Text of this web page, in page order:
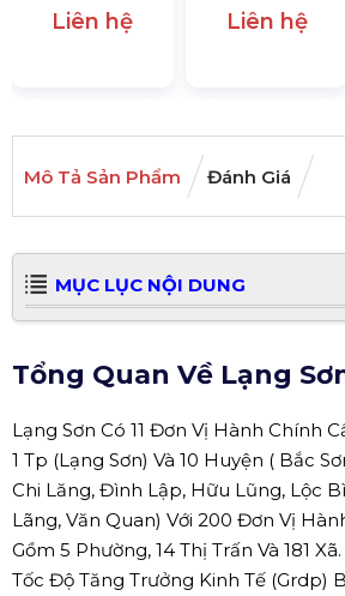
Liên hệ Liên hệ
Mô Tả Sản Phẩm Đánh Giá
MỤC LỤC NỘI DUNG
Tổng Quan Về Lạng
Lạng Sơn Có 11 Đơn Vị Hành Chính
1 Tp (Lạng Sơn) Và 10 Huyện ( Bắc
Chi Lăng, Đình Lập, Hữu Lũng, Lộc
Lãng, Văn Quan) Với 200 Đơn Vị
Gồm 5 Phường, 14 Thị Trấn Và 181
Tốc Độ Tăng Trưởng Kinh Tế (Grdp)